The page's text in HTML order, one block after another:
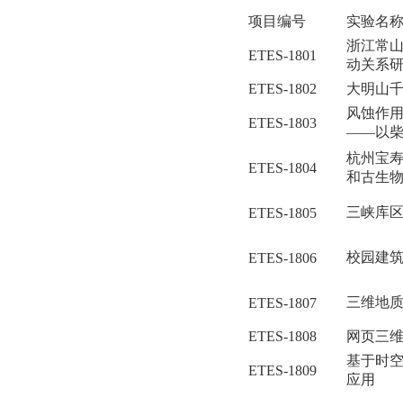
项目编号
实验名称
ETES-1801
浙江常
动关系
ETES-1802
大明山
ETES-1803
风蚀作
――以柴
ETES-1804
杭州宝
和古生
ETES-1805 三峡库
ETES-1806 校园建
ETES-1807 三维地
ETES-1808 网页三
ETES-1809
基于时
应用